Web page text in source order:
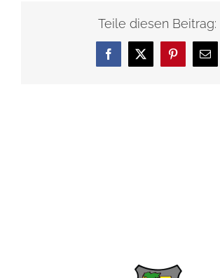
Teile diesen Beitrag:
Facebook
X Pinterest
E-
Mail